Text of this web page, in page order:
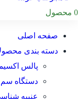
0 محصول
صفحه اصلی
دسته بندی
پالس
دستگاه سم
عنبیه